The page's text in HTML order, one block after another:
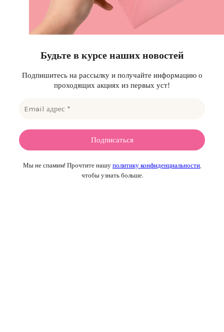
Будьте в курсе наших новостей
Подпишитесь на рассылку и получайте информацию о
проходящих акциях из первых уст!
Мы не спамим! Прочтите нашу политику конфиденциальности
чтобы узнать больше.